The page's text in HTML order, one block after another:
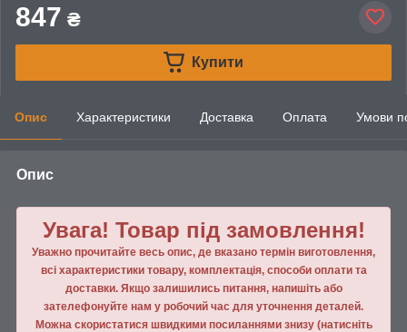
847 ₴
Купити
Опис Характеристики Доставка Оплата Умови
Опис
Увага! Товар під замовлення!
Уважно прочитайте весь опис, де вказано термін виготовлення,
всі характеристики товару, комплектація, способи оплати та
доставки. Якщо залишились питання, напишiть або
зателефонуйте нам у робочий час для уточнення деталей.
Можна скористатися швидкими посиланнями знизу (натисніть